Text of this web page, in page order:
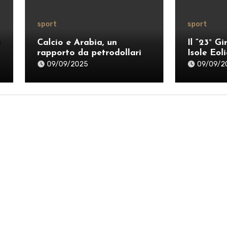
sport
Calcio e Arabia, un
rapporto da petrodollari
09/09/2025
sport
Il “23°
Isole
Guidetti
09/09/